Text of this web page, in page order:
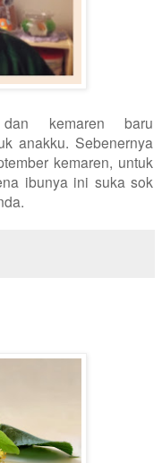
kemaren baru
anakku. Sebenernya
kemaren, untuk
ibunya ini suka sok